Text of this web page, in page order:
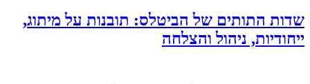
שדות התותים של הביטלס: תובנות על מיתוג,
ייחודיות, ניהול והצלחה